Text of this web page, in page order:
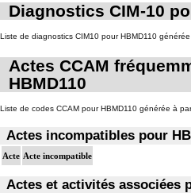
Diagnostics CIM-10
Liste de diagnostics CIM10 pour HBMD110
Actes CCAM
HBMD110
Liste de codes CCAM pour HBMD110 générée à
Actes incompatibles pour
Acte Acte incompatible
Actes et activités associées